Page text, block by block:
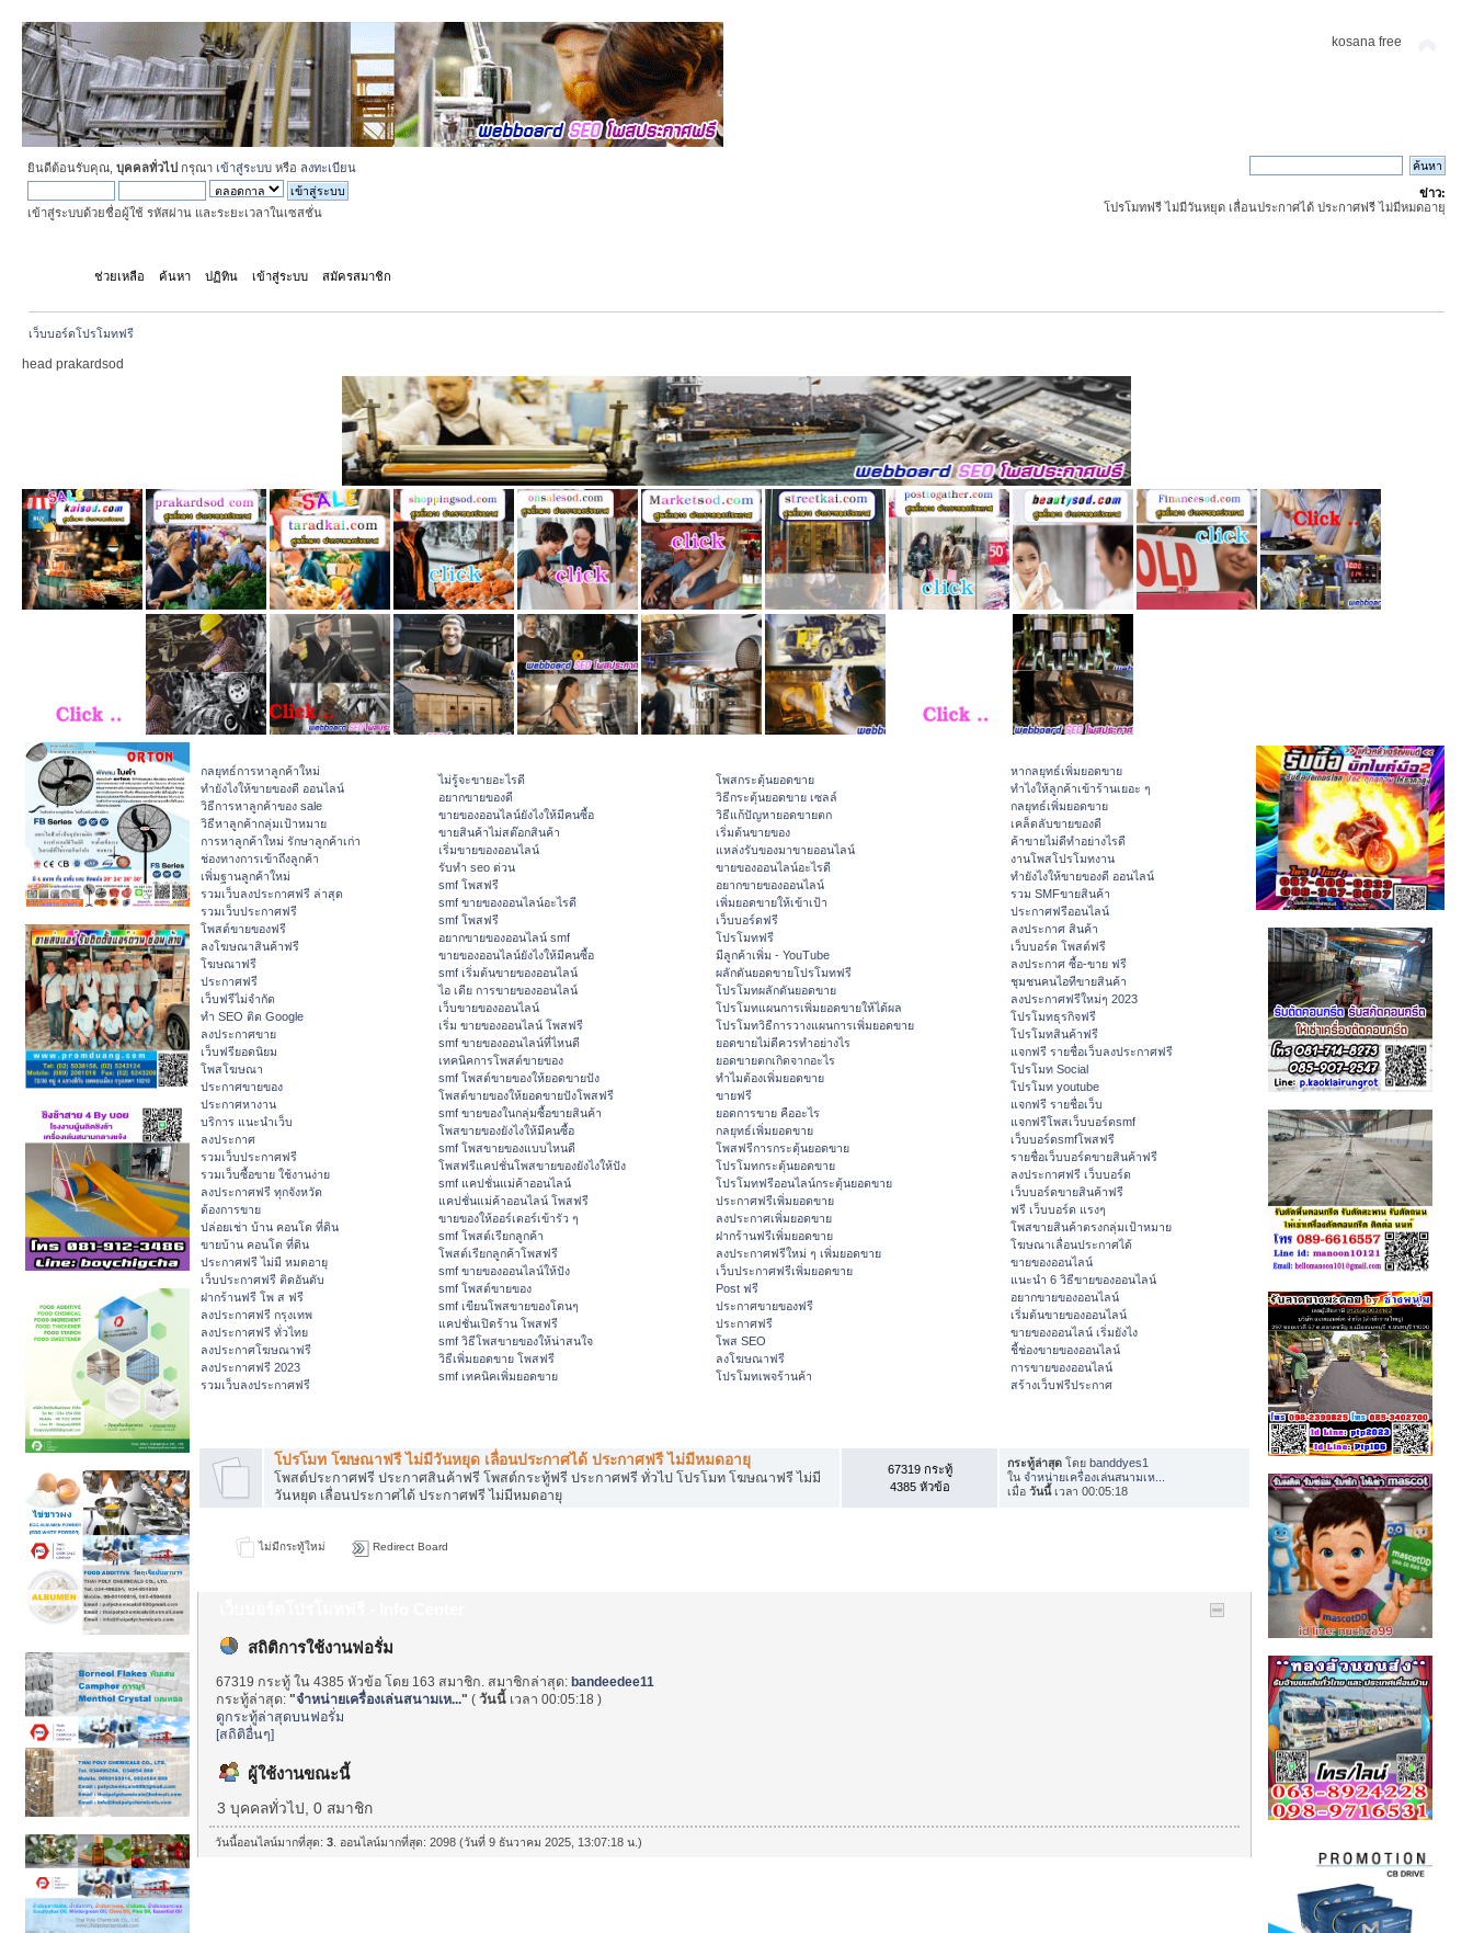
kosana free
ยินดีต้อนรับคุณ, บุคคลทั่วไป กรุณา เข้าสู่ระบบ หรือ ลงทะเบียน
เข้าสู่ระบบด้วยชื่อผู้ใช้ รหัสผ่าน และระยะเวลาในเซสชั่น
ข่าว:
โปรโมทฟรี ไม่มีวันหยุด เลื่อนประกาศได้ ประกาศฟรี ไม่มีหมดอายุ
ช่วยเหลือ ค้นหา ปฏิทิน เข้าสู่ระบบ สมัครสมาชิก
เว็บบอร์ดโปรโมทฟรี
head prakardsod
กลยุทธ์การหาลูกค้าใหม่
ทํายังไงให้ขายของดี ออนไลน์
วิธีการหาลูกค้าของ sale
วิธีหาลูกค้ากลุ่มเป้าหมาย
การหาลูกค้าใหม่ รักษาลูกค้าเก่า
ช่องทางการเข้าถึงลูกค้า
เพิ่มฐานลูกค้าใหม่
รวมเว็บลงประกาศฟรี ล่าสุด
รวมเว็บประกาศฟรี
โพสต์ขายของฟรี
ลงโฆษณาสินค้าฟรี
โฆษณาฟรี
ประกาศฟรี
เว็บฟรีไม่จำกัด
ทำ SEO ติด Google
ลงประกาศขาย
เว็บฟรียอดนิยม
โพสโฆษณา
ประกาศขายของ
ประกาศหางาน
บริการ แนะนำเว็บ
ลงประกาศ
รวมเว็บประกาศฟรี
รวมเว็บซื้อขาย ใช้งานง่าย
ลงประกาศฟรี ทุกจังหวัด
ต้องการขาย
ปล่อยเช่า บ้าน คอนโด ที่ดิน
ขายบ้าน คอนโด ที่ดิน
ประกาศฟรี ไม่มี หมดอายุ
เว็บประกาศฟรี ติดอันดับ
ฝากร้านฟรี โพ ส ฟรี
ลงประกาศฟรี กรุงเทพ
ลงประกาศฟรี ทั่วไทย
ลงประกาศโฆษณาฟรี
ลงประกาศฟรี 2023
รวมเว็บลงประกาศฟรี
ไม่รู้จะขายอะไรดี
อยากขายของดี
ขายของออนไลน์ยังไงให้มีคนซื้อ
ขายสินค้าไม่สต๊อกสินค้า
เริ่มขายของออนไลน์
รับทำ seo ด่วน
smf โพสฟรี
smf ขายของออนไลน์อะไรดี
smf โพสฟรี
อยากขายของออนไลน์ smf
ขายของออนไลน์ยังไงให้มีคนซื้อ
smf เริ่มต้นขายของออนไลน์
ไอ เดีย การขายของออนไลน์
เว็บขายของออนไลน์
เริ่ม ขายของออนไลน์ โพสฟรี
smf ขายของออนไลน์ที่ไหนดี
เทคนิคการโพสต์ขายของ
smf โพสต์ขายของให้ยอดขายปัง
โพสต์ขายของให้ยอดขายปังโพสฟรี
smf ขายของในกลุ่มซื้อขายสินค้า
โพสขายของยังไงให้มีคนซื้อ
smf โพสขายของแบบไหนดี
โพสฟรีแคปชั่นโพสขายของยังไงให้ปัง
smf แคปชั่นแม่ค้าออนไลน์
แคปชั่นแม่ค้าออนไลน์ โพสฟรี
ขายของให้ออร์เดอร์เข้ารัว ๆ
smf โพสต์เรียกลูกค้า
โพสต์เรียกลูกค้าโพสฟรี
smf ขายของออนไลน์ให้ปัง
smf โพสต์ขายของ
smf เขียนโพสขายของโดนๆ
แคปชั่นเปิดร้าน โพสฟรี
smf วิธีโพสขายของให้น่าสนใจ
วิธีเพิ่มยอดขาย โพสฟรี
smf เทคนิคเพิ่มยอดขาย
โพสกระตุ้นยอดขาย
วิธีกระตุ้นยอดขาย เซลล์
วิธีแก้ปัญหายอดขายตก
เริ่มต้นขายของ
แหล่งรับของมาขายออนไลน์
ขายของออนไลน์อะไรดี
อยากขายของออนไลน์
เพิ่มยอดขายให้เข้าเป้า
เว็บบอร์ดฟรี
โปรโมทฟรี
มีลูกค้าเพิ่ม - YouTube
ผลักดันยอดขายโปรโมทฟรี
โปรโมทผลักดันยอดขาย
โปรโมทแผนการเพิ่มยอดขายให้ได้ผล
โปรโมทวิธีการวางแผนการเพิ่มยอดขาย
ยอดขายไม่ดีควรทำอย่างไร
ยอดขายตกเกิดจากอะไร
ทำไมต้องเพิ่มยอดขาย
ขายฟรี
ยอดการขาย คืออะไร
กลยุทธ์เพิ่มยอดขาย
โพสฟรีการกระตุ้นยอดขาย
โปรโมทกระตุ้นยอดขาย
โปรโมทฟรีออนไลน์กระตุ้นยอดขาย
ประกาศฟรีเพิ่มยอดขาย
ลงประกาศเพิ่มยอดขาย
ฝากร้านฟรีเพิ่มยอดขาย
ลงประกาศฟรีใหม่ ๆ เพิ่มยอดขาย
เว็บประกาศฟรีเพิ่มยอดขาย
Post ฟรี
ประกาศขายของฟรี
ประกาศฟรี
โพส SEO
ลงโฆษณาฟรี
โปรโมทเพจร้านค้า
หากลยุทธ์เพิ่มยอดขาย
ทําไงให้ลูกค้าเข้าร้านเยอะ ๆ
กลยุทธ์เพิ่มยอดขาย
เคล็ดลับขายของดี
ค้าขายไม่ดีทำอย่างไรดี
งานโพสโปรโมทงาน
ทํายังไงให้ขายของดี ออนไลน์
รวม SMFขายสินค้า
ประกาศฟรีออนไลน์
ลงประกาศ สินค้า
เว็บบอร์ด โพสต์ฟรี
ลงประกาศ ซื้อ-ขาย ฟรี
ชุมชนคนไอทีขายสินค้า
ลงประกาศฟรีใหม่ๆ 2023
โปรโมทธุรกิจฟรี
โปรโมทสินค้าฟรี
แจกฟรี รายชื่อเว็บลงประกาศฟรี
โปรโมท Social
โปรโมท youtube
แจกฟรี รายชื่อเว็บ
แจกฟรีโพสเว็บบอร์ดsmf
เว็บบอร์ดsmfโพสฟรี
รายชื่อเว็บบอร์ดขายสินค้าฟรี
ลงประกาศฟรี เว็บบอร์ด
เว็บบอร์ดขายสินค้าฟรี
ฟรี เว็บบอร์ด แรงๆ
โพสขายสินค้าตรงกลุ่มเป้าหมาย
โฆษณาเลื่อนประกาศได้
ขายของออนไลน์
แนะนำ 6 วิธีขายของออนไลน์
อยากขายของออนไลน์
เริ่มต้นขายของออนไลน์
ขายของออนไลน์ เริ่มยังไง
ชี้ช่องขายของออนไลน์
การขายของออนไลน์
สร้างเว็บฟรีประกาศ
โปรโมท โฆษณาฟรี ไม่มีวันหยุด เลื่อนประกาศได้ ประกาศฟรี ไม่มีหมดอายุ
โพสต์ประกาศฟรี ประกาศสินค้าฟรี โพสต์กระทู้ฟรี ประกาศฟรี ทั่วไป โปรโมท โฆษณาฟรี ไม่มี
วันหยุด เลื่อนประกาศได้ ประกาศฟรี ไม่มีหมดอายุ
67319 กระทู้
4385 หัวข้อ
กระทู้ล่าสุด โดยbanddyes1
ในจำหน่ายเครื่องเล่นสนามเห...
เมื่อวันนี้เวลา 00:05:18
ไม่มีกระทู้ใหม่ Redirect Board
สถิติการใช้งานฟอรั่ม
67319 กระทู้ ใน 4385 หัวข้อ โดย 163 สมาชิก. สมาชิกล่าสุด:bandeedee11
กระทู้ล่าสุด:"จำหน่ายเครื่องเล่นสนามเห..." (วันนี้ เวลา 00:05:18 )
ดูกระทู้ล่าสุดบนฟอรั่ม
[สถิติอื่นๆ]
ผู้ใช้งานขณะนี้
3 บุคคลทั่วไป, 0 สมาชิก
วันนี้ออนไลน์มากที่สุด:3 . ออนไลน์มากที่สุด: 2098 (วันที่ 9 ธันวาคม 2025, 13:07:18 น.)